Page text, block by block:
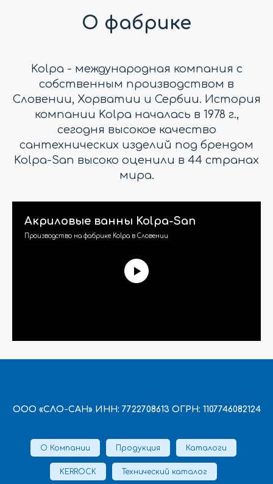
О фабрике
Kolpa - международная компания с
собственным производством в
Словении, Хорватии и Сербии. История
компании Kolpa началась в 1978 г.,
сегодня высокое качество
сантехнических изделий под брендом
Kolpa-San высоко оценили в 44 странах
мира.
Акриловые ванны Kolpa-San
Производство на фабрике Kolpa в Словении
ООО «СЛО-САН» ИНН: 7722708613 ОГРН: 1107746082124
О Компании Продукция Каталоги
KERROCK Технический каталог